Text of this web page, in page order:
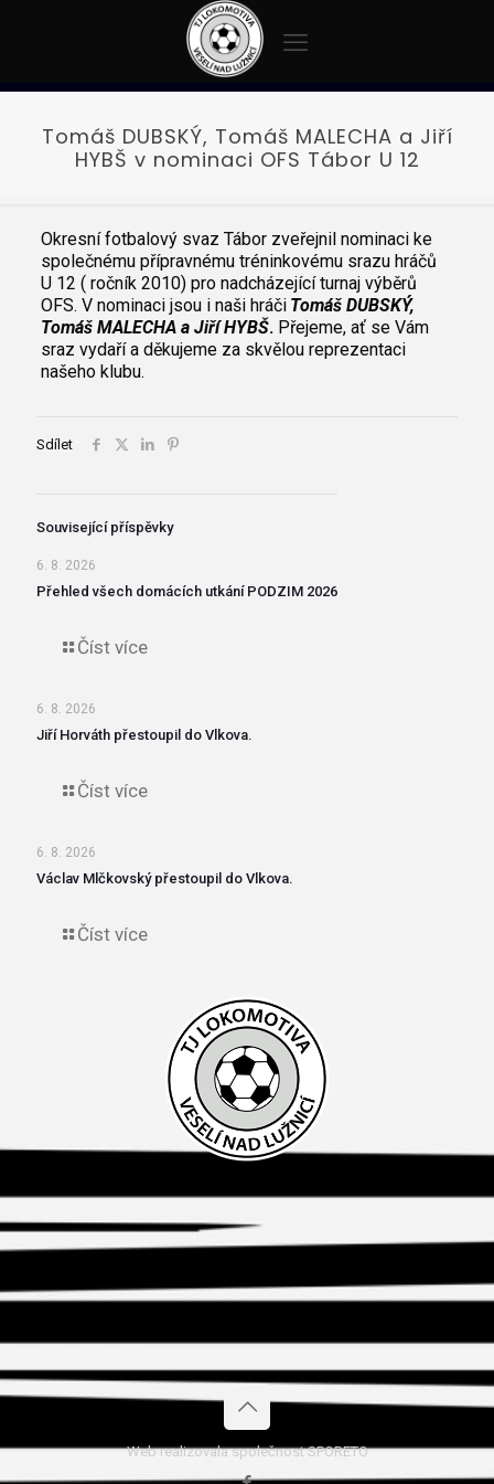
Tomáš DUBSKÝ, Tomáš MALECHA a Jiří
HYBŠ v nominaci OFS Tábor U 12
Okresní fotbalový svaz Tábor zveřejnil nominaci ke
společnému přípravnému tréninkovému srazu hráčů
U 12 ( ročník 2010) pro nadcházející turnaj výběrů
OFS. V nominaci jsou i naši hráči Tomáš DUBSKÝ,
Tomáš MALECHA a Jiří HYBŠ. Přejeme, ať se Vám
sraz vydaří a děkujeme za skvělou reprezentaci
našeho klubu.
Sdílet
Související příspěvky
6. 8. 2026
Přehled všech domácích utkání PODZIM 2026
Číst více
6. 8. 2026
Jiří Horváth přestoupil do Vlkova.
Číst více
6. 8. 2026
Václav Mlčkovský přestoupil do Vlkova.
Číst více
Web realizovala společnost SPORETO